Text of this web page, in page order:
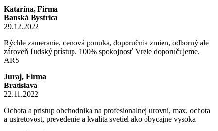
Katarína, Firma
Banská Bystrica
29.12.2022
Rýchle zameranie, cenová ponuka, doporučnia zmien, odborný ale
zároveň ľudský prístup. 100% spokojnosť Vrele doporučujeme.
ARS
Juraj, Firma
Bratislava
22.11.2022
Ochota a pristup obchodnika na profesionalnej urovni, max. ochota
a ustretovost, prevedenie a kvalita svetiel ako obycajne vysoka